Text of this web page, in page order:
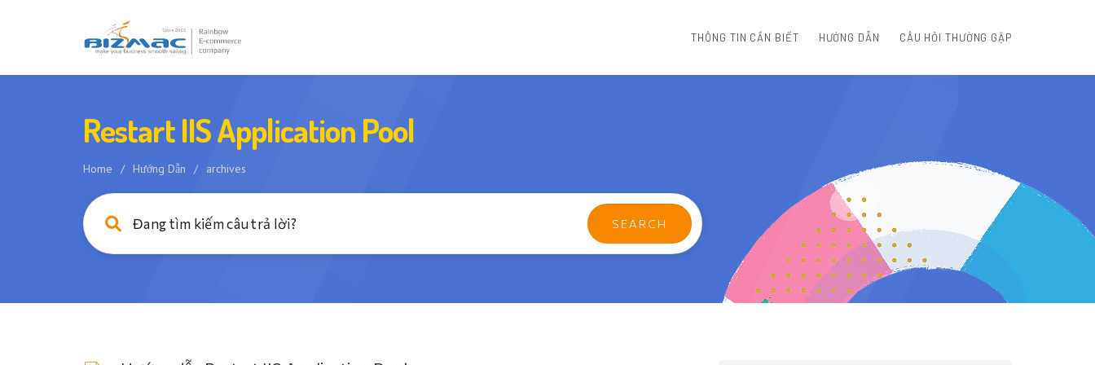
THÔNG TIN CẦN BIẾT HƯỚNG DẪN CÂU HỎI THƯỜNG GẶP
Restart IIS Application Pool
Home / Hướng Dẫn / archives